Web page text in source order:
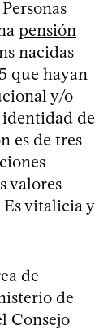
pensión
nacidas
que hayan
y/o
de
es de tres
valores
Es vitalicia y
de
de
Consejo